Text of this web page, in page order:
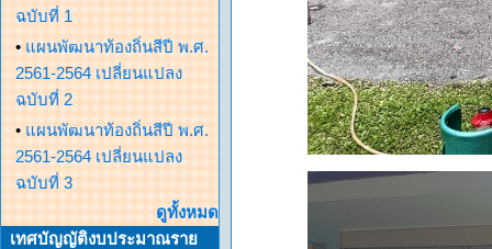
ฉบับที่ 1
• แผนพัฒนาท้องถิ่นสีปี พ.ศ.
2561-2564 เปลี่ยนแปลง
ฉบับที่ 2
• แผนพัฒนาท้องถิ่นสีปี พ.ศ.
2561-2564 เปลี่ยนแปลง
ฉบับที่ 3
ดูทั้งหมด
เทศบัญญัติงบประมาณราย